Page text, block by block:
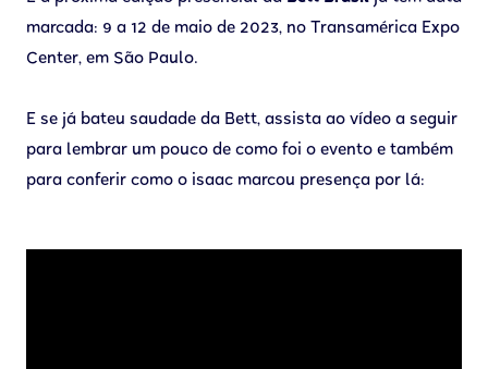
marcada: 9 a 12 de maio de 2023, no Transamérica Expo
Center, em São Paulo.
E se já bateu saudade da Bett, assista ao vídeo a seguir
para lembrar um pouco de como foi o evento e também
para conferir como o isaac marcou presença por lá: